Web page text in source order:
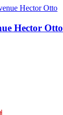
Hector Otto